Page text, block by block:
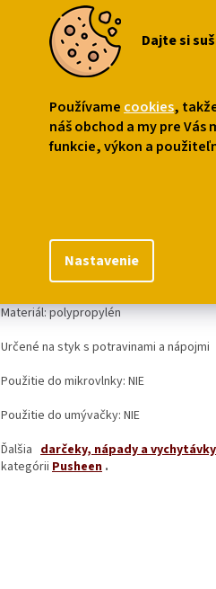
Dajte si
Používame cookies,
náš obchod a my pre
funkcie, výkon a
Nastavenie
Do košíka
Podobné (8) Diskusia
parádnom mačacom štýle!
Rozmery: 15,5 x 14 x 9 cm
Materiál: polypropylén
Určené na styk s potravinami a nápojmi
Použitie do mikrovlnky: NIE
Použitie do umývačky: NIE
Ďalšia darčeky, nápady a
kategórii Pusheen .